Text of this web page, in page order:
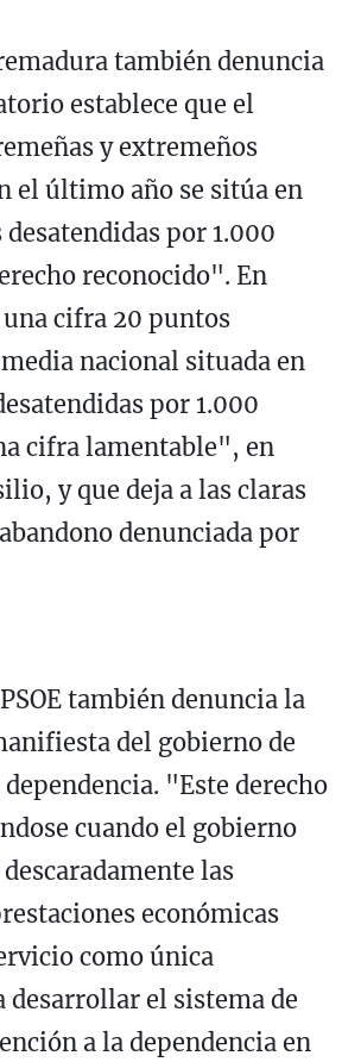
también denuncia
establece que el
y extremeños
el último año se sitúa en
por 1.000
reconocido". En
cifra 20 puntos
nacional situada en
por 1.000
cifra lamentable", en
y que deja a las claras
denunciada por
también denuncia la
del gobierno de
"Este derecho
cuando el gobierno
las
económicas
como única
desarrollar el sistema de
a la dependencia en